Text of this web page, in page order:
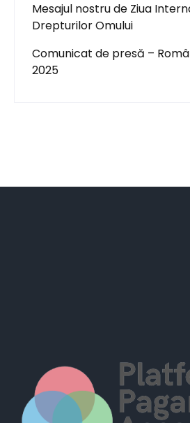
Mesajul nostru de Ziua
Drepturilor Omului
Comunicat de presă –
2025